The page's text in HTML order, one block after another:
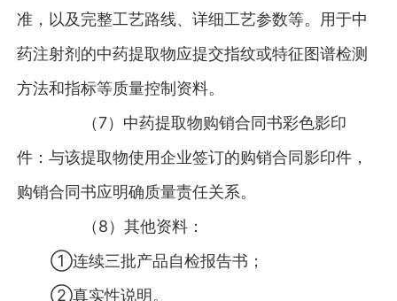
准，以及完整工艺路线、详细工艺参数等。用于中
药注射剂的中药提取物应提交指纹或特征图谱检测
方法和指标等质量控制资料。
（7）中药提取物购销合同书彩色影印
件：与该提取物使用企业签订的购销合同影印件，
购销合同书应明确质量责任关系。
（8）其他资料：
①连续三批产品自检报告书；
②真实性说明。